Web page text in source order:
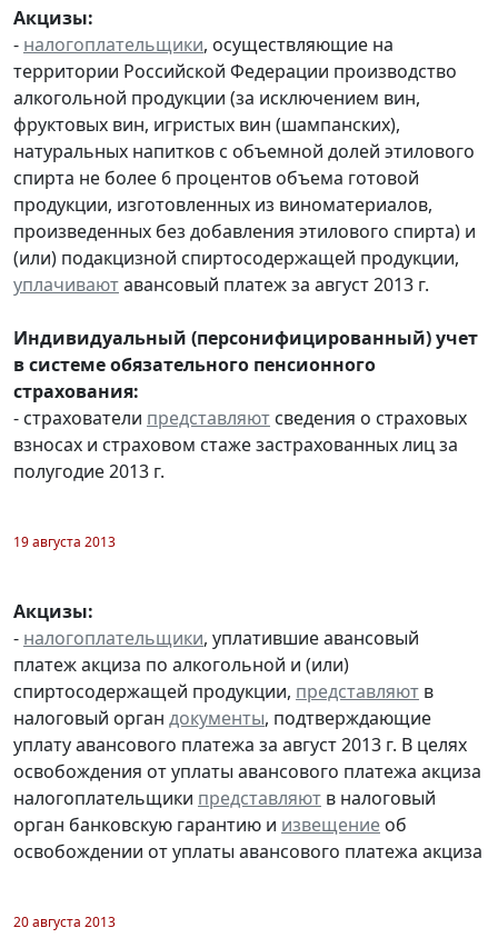
Акцизы:
- налогоплательщики, осуществляющие на
территории Российской Федерации производство
алкогольной продукции (за исключением вин,
фруктовых вин, игристых вин (шампанских),
натуральных напитков с объемной долей этилового
спирта не более 6 процентов объема готовой
продукции, изготовленных из виноматериалов,
произведенных без добавления этилового спирта) и
(или) подакцизной спиртосодержащей продукции,
уплачиваютавансовый платеж за август 2013 г.
Индивидуальный (персонифицированный) учет
в системе обязательного пенсионного
страхования:
- страхователи представляют сведения о страховых
взносах и страховом стаже застрахованных лиц за
полугодие 2013 г.
19 августа 2013
Акцизы:
- налогоплательщики, уплатившие авансовый
платеж акциза по алкогольной и (или)
спиртосодержащей продукции, представляют в
налоговый орган документы, подтверждающие
уплату авансового платежа за август 2013 г. В целях
освобождения от уплаты авансового платежа акциза
налогоплательщики представляют в налоговый
орган банковскую гарантию и извещение об
освобождении от уплаты авансового платежа акциза
20 августа 2013